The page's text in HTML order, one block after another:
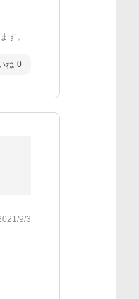
す。
ね 0
9/3